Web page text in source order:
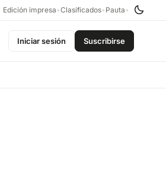
Edición impresa •Clasificados• Pauta •
Iniciar sesión Suscribirse